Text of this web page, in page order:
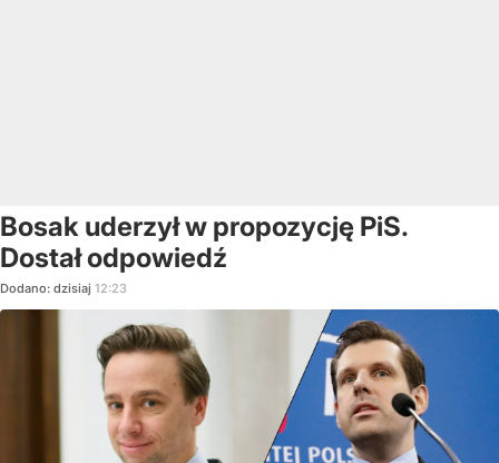
Bosak uderzył w propozycję PiS.
Dostał odpowiedź
Dodano: dzisiaj 12:23